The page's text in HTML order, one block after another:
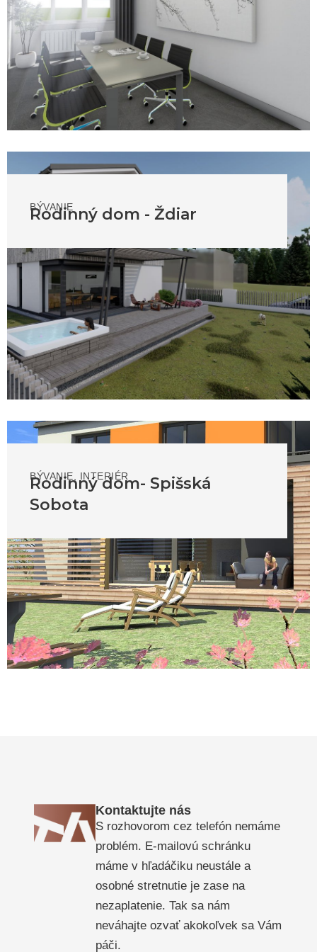
BÝVANIE
Rodinný dom - Ždiar
BÝVANIE INTERIÉR
Rodinný dom- Spišská
Sobota
Kontaktujte nás
S rozhovorom cez telefón nemáme
problém. E-mailovú schránku
máme v hľadáčiku neustále a
osobné stretnutie je zase na
nezaplatenie. Tak sa nám
neváhajte ozvať akokoľvek sa Vám
páči.